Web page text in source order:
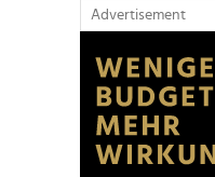
Advertisement